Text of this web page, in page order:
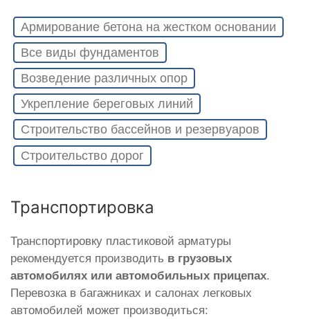
Армирование бетона на жестком основании
Все виды фундаментов
Возведение различных опор
Укрепление береговых линий
Строительство бассейнов и резервуаров
Строительство дорог
Транспортировка
Транспортировку пластиковой арматуры
рекомендуется производить в грузовых
автомобилях или автомобильных прицепах.
Перевозка в багажниках и салонах легковых
автомобилей может производиться: